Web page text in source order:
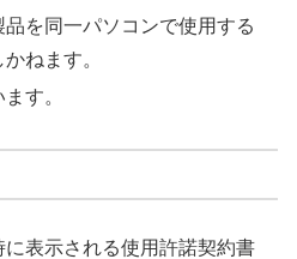
を同一パソコンで使用する
ねます。
す。
表示される使用許諾契約書